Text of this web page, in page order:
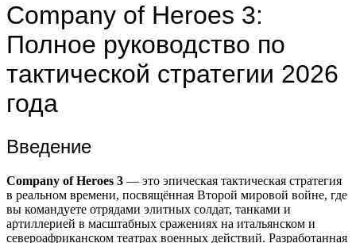
Company of Heroes 3:
Полное руководство по
тактической стратегии 2026
года
Введение
Company of Heroes 3 — это эпическая тактическая стратегия
в реальном времени, посвящённая Второй мировой войне, где
вы командуете отрядами элитных солдат, танками и
артиллерией в масштабных сражениях на итальянском и
североафриканском театрах военных действий. Разработанная